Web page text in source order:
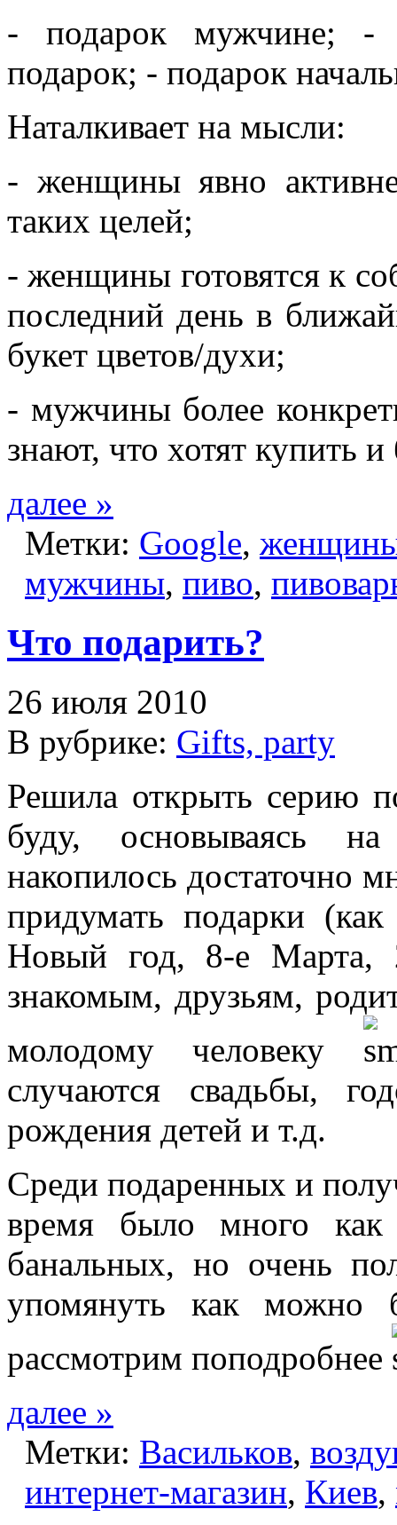
- подарок мужчине; -
подарок; - подарок
Наталкивает на мысли:
- женщины явно
таких целей;
- женщины готовятся к
последний день в
букет цветов/духи;
- мужчины более
знают, что хотят купить и
далее »
Метки: Google,
мужчины, пиво,
Что подарить?
26 июля 2010
В рубрике: Gifts, party
Решила открыть серию
буду, основываясь
накопилось достаточно
придумать подарки
Новый год, 8-е Марта,
знакомым, друзьям,
молодому человеку
случаются свадьбы,
рождения детей и т.д.
Среди подаренных и
время было много
банальных, но очень
упомянуть как можно
рассмотрим поподробнее
далее »
Метки: Васильков,
интернет-магазин, Киев,